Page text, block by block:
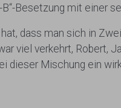
Besetzung mit einer
dass man sich in
viel verkehrt, Robert,
dieser Mischung ein